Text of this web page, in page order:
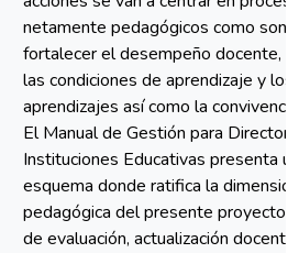
netamente pedagógicos como son
fortalecer el desempeño docente,
las condiciones de aprendizaje y los
aprendizajes así como la
El Manual de Gestión para
Instituciones Educativas presenta un
esquema donde ratifica la dimensión
pedagógica del presente proyecto:
de evaluación, actualización